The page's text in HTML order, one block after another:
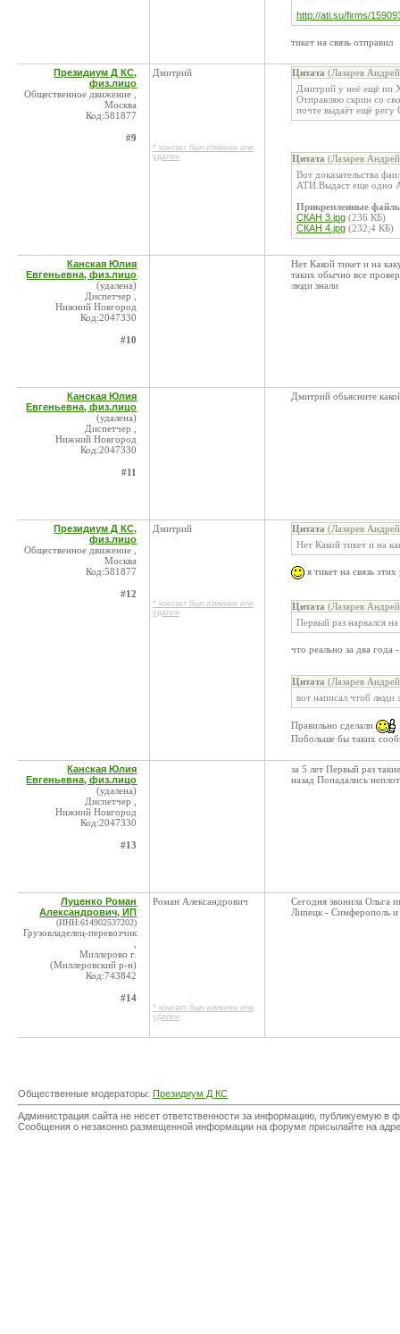
http://ati.su/firms/
тикет на связь отправил
Президиум Д КС,
физ.лицо
Общественное движение ,
Москва
Код:581877
#9
Дмитрий
* контакт был изменен или
удален
Цитата (Лазарев
Дмитрий у неё ещё ип
Отправляю скрин со
почте выдаёт ещё регу
Цитата (Лазарев
Вот доказательства
АТИ.Выдаст еще одно
Прикрепленные
СКАН 3.jpg (236 КБ)
СКАН 4.jpg (232,4 КБ)
Канская Юлия
Евгеньевна, физ.лицо
(удалена)
Диспетчер ,
Нижний Новгород
Код:2047330
#10
Нет Какой тикет и на
таких обычно все
люди знали
Канская Юлия
Евгеньевна, физ.лицо
(удалена)
Диспетчер ,
Нижний Новгород
Код:2047330
#11
Дмитрий обьясните
Президиум Д КС,
физ.лицо
Общественное движение ,
Москва
Код:581877
#12
Дмитрий
* контакт был изменен или
удален
Цитата (Лазарев
Нет Какой тикет и на
я тикет на связь
Цитата (Лазарев
Первый раз нарвался на
что реально за два года
Цитата (Лазарев
вот написал чтоб люди
Правильно сделали
Побольше бы таких
Канская Юлия
Евгеньевна, физ.лицо
(удалена)
Диспетчер ,
Нижний Новгород
Код:2047330
#13
за 5 лет Первый раз
назад Попадались
Луценко Роман
Александрович, ИП
(ИНН:614902537202)
Грузовладелец-перевозчик
Миллерово г.
(Миллеровский р-н)
Код:743842
#14
Роман Александрович
* контакт был изменен или
удален
Сегодня звонила Ольга
Липецк - Симферополь
Общественные модераторы: Президиум Д КС
Администрация сайта не несет ответственности за информацию, публикуемую
Сообщения о незаконно размещенной информации на форуме присылайте на